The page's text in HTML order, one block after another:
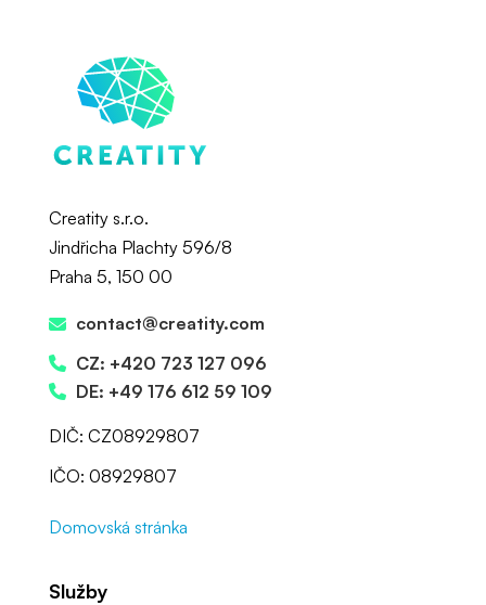
Creatity s.r.o.
Jindřicha Plachty 596/8
Praha 5, 150 00
contact@creatity.com
CZ: +420 723 127 096
DE: +49 176 612 59 109
DIČ: CZ08929807
IČO: 08929807
Domovská stránka
Služby